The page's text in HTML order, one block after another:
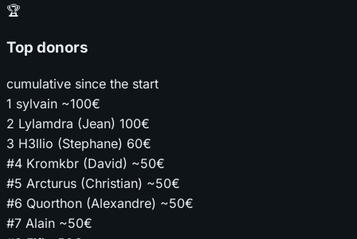
🏆
Top donors
cumulative since the start
1 sylvain ~100€
2 Lylamdra (Jean) 100€
3 H3llio (Stephane) 60€
#4 Kromkbr (David) ~50€
#5 Arcturus (Christian) ~50€
#6 Quorthon (Alexandre) ~50€
#7 Alain ~50€